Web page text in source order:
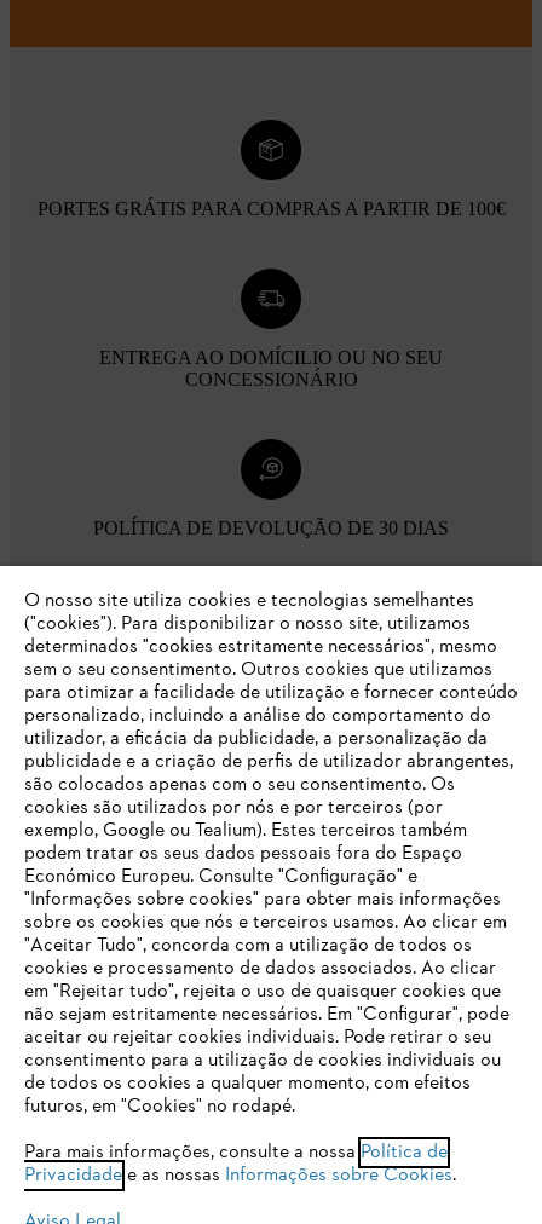
PORTES GRÁTIS PARA COMPRAS A PARTIR DE 100€
ENTREGA AO DOMÍCILIO OU NO SEU
CONCESSIONÁRIO
POLÍTICA DE DEVOLUÇÃO DE 30 DIAS
Opções de pagamento
Empresa
FAQs Loja Online
Contacto
Condições gerais de venda Proteção de Dados
Sobre nós
O SEU NAVEGADOR NÃO SUPORTA
ESTE WEBSITE
Está utilizar um navegador que ainda não suportamos. Para
obter o melhor uso de nosso site, recomendamos que altere
para um dos seguintes navegadores:
firefox chrome
O nosso site utiliza cookies e tecnologias semelhantes
("cookies"). Para disponibilizar o nosso site, utilizamos
determinados "cookies estritamente necessários", mesmo
sem o seu consentimento. Outros cookies que utilizamos
para otimizar a facilidade de utilização e fornecer conteúdo
personalizado, incluindo a análise do comportamento do
utilizador, a eficácia da publicidade, a personalização da
publicidade e a criação de perfis de utilizador abrangentes,
são colocados apenas com o seu consentimento. Os
cookies são utilizados por nós e por terceiros (por
exemplo, Google ou Tealium). Estes terceiros também
podem tratar os seus dados pessoais fora do Espaço
Económico Europeu. Consulte "Configuração" e
"Informações sobre cookies" para obter mais informações
sobre os cookies que nós e terceiros usamos. Ao clicar em
"Aceitar Tudo", concorda com a utilização de todos os
cookies e processamento de dados associados. Ao clicar
em "Rejeitar tudo", rejeita o uso de quaisquer cookies que
não sejam estritamente necessários. Em "Configurar", pode
aceitar ou rejeitar cookies individuais. Pode retirar o seu
consentimento para a utilização de cookies individuais ou
de todos os cookies a qualquer momento, com efeitos
futuros, em "Cookies" no rodapé.
Para mais informações, consulte a nossa Política de
Privacidadee as nossas Informações sobre Cookies.